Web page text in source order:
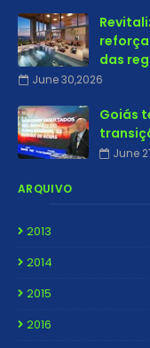
das
June 30,2026
Goiás
June
ARQUIVO
2013
2014
2015
2016